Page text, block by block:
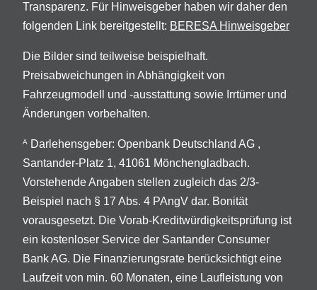
Transparenz. Für Hinweisgeber haben wir daher den
folgenden Link bereitgestellt: BERESA Hinweisgeber
Die Bilder sind teilweise beispielhaft.
Preisabweichungen in Abhängigkeit von
Fahrzeugmodell und -ausstattung sowie Irrtümer und
Änderungen vorbehalten.
A
Darlehensgeber: Openbank Deutschland AG ,
Santander-Platz 1, 41061 Mönchengladbach.
Vorstehende Angaben stellen zugleich das 2/3-
Beispiel nach § 17 Abs. 4 PAngV dar. Bonität
vorausgesetzt. Die Vorab-Kreditwürdigkeitsprüfung ist
ein kostenloser Service der Santander Consumer
Bank AG. Die Finanzierungsrate berücksichtigt eine
Laufzeit von min. 60 Monaten, eine Laufleistung von